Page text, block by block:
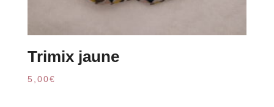
Trimix jaune
5,00€